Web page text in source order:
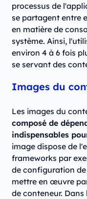
processus de
se partagent entre
en matière de
système. Ainsi,
environ 4 à 6 fois
se servant des
Images du
Les images du
composé de
indispensables
image dispose de
frameworks par
de configuration
mettre en œuvre
de conteneur.